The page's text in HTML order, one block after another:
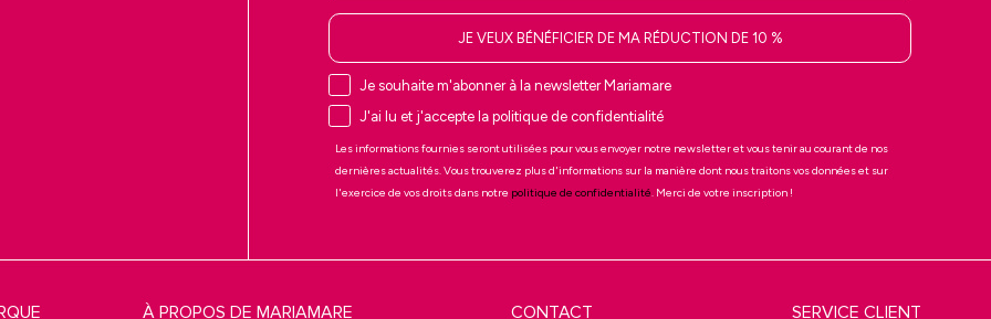
JE VEUX BÉNÉFICIER DE MA RÉDUCTION DE 10 %
Je souhaite m'abonner à la newsletter Mariamare
J'ai lu et j'accepte la politique de confidentialité
Les informations fournies seront utilisées pour vous envoyer notre newsletter et vous tenir au courant de nos
dernières actualités. Vous trouverez plus d'informations sur la manière dont nous traitons vos données et sur
l'exercice de vos droits dans notre politique de confidentialité. Merci de votre inscription !
À PROPOS DE MARIAMARE CONTACT SERVICE CLIENT